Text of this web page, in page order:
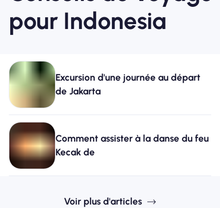
pour Indonesia
Excursion d'une journée au départ
de Jakarta
Comment assister à la danse du feu
Kecak de
Voir plus d'articles